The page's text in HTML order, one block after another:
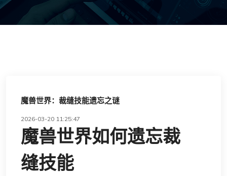
魔兽世界：裁缝技能遗忘之谜
2026-03-20 11:25:47
魔兽世界如何遗忘裁
缝技能